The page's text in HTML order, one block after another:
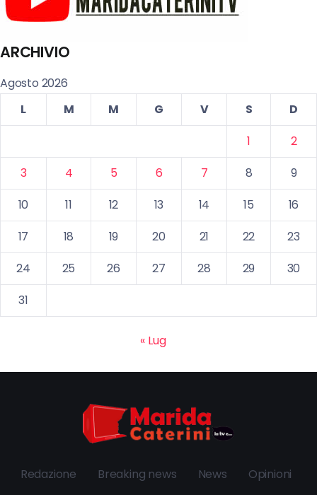
ARCHIVIO
Agosto 2026
L
M M G V S
D
1
2
3
4 5 6 7 8
9
10
11 12 13 14 15
16
17
18 19 20 21 22
23
24
25 26 27 28 29
30
31
« Lug
Redazione Breaking news News Opinioni